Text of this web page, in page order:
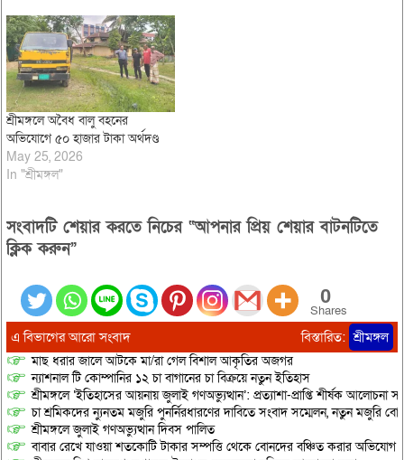
শ্রীমঙ্গলে অবৈধ বালু বহনের
অভিযোগে ৫০ হাজার টাকা অর্থদণ্ড
May 25, 2026
In "শ্রীমঙ্গল"
সংবাদটি শেয়ার করতে নিচের “আপনার প্রিয় শেয়ার বাটনটিতে
ক্লিক করুন”
0
Shares
এ বিভাগের আরো সংবাদ বিস্তারিত: শ্রীমঙ্গল
মাছ ধরার জালে আটকে মা/রা গেল বিশাল আকৃতির অজগর
ন্যাশনাল টি কোম্পানির ১২ চা বাগানের চা বিক্রয়ে নতুন ইতিহাস
শ্রীমঙ্গলে ‘ইতিহাসের আয়নায় জুলাই গণঅভ্যুত্থান’: প্রত্যাশা-প্রাপ্তি শীর্ষক আলোচনা
চা শ্রমিকদের ন্যুনতম মজুরি পুনর্নিরধারণের দাবিতে সংবাদ সম্মেলন, নতুন মজুরি
শ্রীমঙ্গলে জুলাই গণঅভ্যুত্থান দিবস পালিত
বাবার রেখে যাওয়া শতকোটি টাকার সম্পত্তি থেকে বোনদের বঞ্চিত করার অভিযোগ